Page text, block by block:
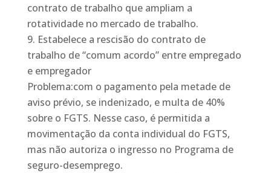
contrato de trabalho que ampliam a
rotatividade no mercado de trabalho.
Estabelece a rescisão do contrato de
trabalho de “comum acordo” entre empregado
e empregador
Problema:com o pagamento pela metade de
aviso prévio, se indenizado, e multa de 40%
sobre o FGTS. Nesse caso, é permitida a
movimentação da conta individual do FGTS,
mas não autoriza o ingresso no Programa de
seguro-desemprego.